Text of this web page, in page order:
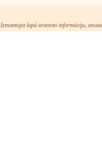
Izmantojot lapā ievietoto informāciju,